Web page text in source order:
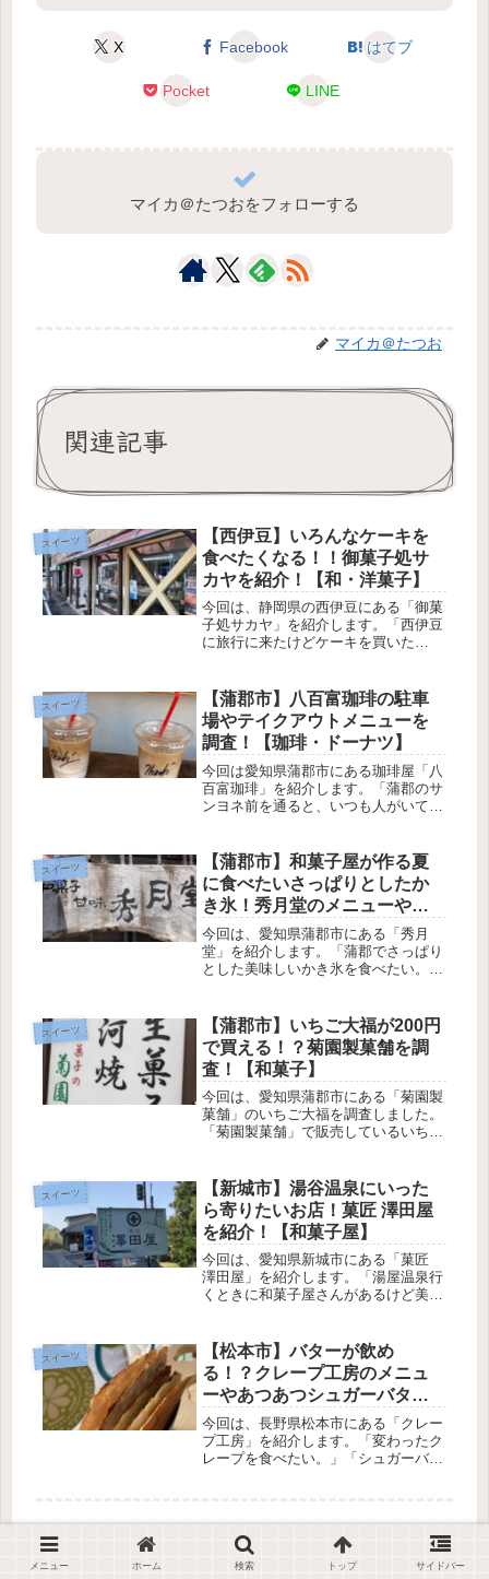
X Facebook はてブ
Pocket LINE
マイカ＠たつおをフォローする
マイカ＠たつお
関連記事
スイーツ
【西伊豆】いろんなケーキを
食べたくなる！！御菓子処サ
カヤを紹介！【和・洋菓子】
今回は、静岡県の西伊豆にある「御菓
子処サカヤ」を紹介します。「西伊豆
に旅行に来たけどケーキを買いた
が「御菓子処サカヤ」です。「御菓子
処サカヤ」では、小さめのケーキを販
売して...
スイーツ
【蒲郡市】八百富珈琲の駐車
場やテイクアウトメニューを
調査！【珈琲・ドーナツ】
今回は愛知県蒲郡市にある珈琲屋「八
百富珈琲」を紹介します。「蒲郡のサ
ンヨネ前を通ると、いつも人がいてど
て書いています。愛知県蒲郡市に「八
百富珈琲」があります。珈琲やドーナ
ツ...
スイーツ
【蒲郡市】和菓子屋が作る夏
に食べたいさっぱりとしたか
き氷！秀月堂のメニューや場
所を紹介！【和菓子】
今回は、愛知県蒲郡市にある「秀月
堂」を紹介します。「蒲郡でさっぱり
とした美味しいかき氷を食べたい。」
菓子屋さんで、一年中かき氷を食べる
ことができます。妻・かな夏はかき氷
目当...
スイーツ
【蒲郡市】いちご大福が200円
で買える！？菊園製菓舗を調
査！【和菓子】
今回は、愛知県蒲郡市にある「菊園製
菓舗」のいちご大福を調査しました。
「菊園製菓舗」で販売しているいちご
妻・かな買いやすいお値段なので手土
産にもピッタリ！店舗で購入し、実
食...
スイーツ
【新城市】湯谷温泉にいった
ら寄りたいお店！菓匠 澤田屋
を紹介！【和菓子屋】
今回は、愛知県新城市にある「菓匠
澤田屋」を紹介します。「湯屋温泉行
くときに和菓子屋さんがあるけど美味
す。「菓匠 澤田屋」は明治45年に創
業した名店です。鳳来銘菓の酒まんじ
ゅ...
スイーツ
【松本市】バターが飲め
る！？クレープ工房のメニュ
ーやあつあつシュガーバター
を紹介【クレープ】
今回は、長野県松本市にある「クレー
プ工房」を紹介します。「変わったク
レープを食べたい。」「シュガーバタ
ーは、シュガーの甘さとザリザリ感を
存分...
スポンサーリンク
メニュー ホーム 検索 トップ サイドバー